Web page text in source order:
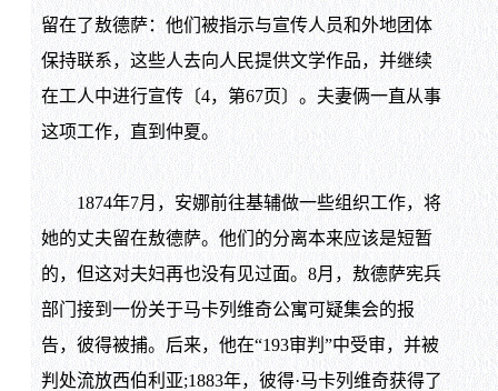
留在了敖德萨：他们被指示与宣传人员和外地团体
保持联系，这些人去向人民提供文学作品，并继续
在工人中进行宣传〔4，第67页〕。夫妻俩一直从事
这项工作，直到仲夏。
1874年7月，安娜前往基辅做一些组织工作，将
她的丈夫留在敖德萨。他们的分离本来应该是短暂
的，但这对夫妇再也没有见过面。8月，敖德萨宪兵
部门接到一份关于马卡列维奇公寓可疑集会的报
告，彼得被捕。后来，他在“193审判”中受审，并被
判处流放西伯利亚;1883年，彼得·马卡列维奇获得了